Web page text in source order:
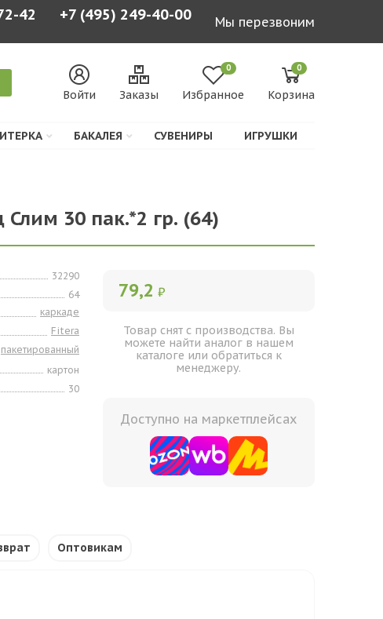
42 +7 (495) 249-40-00 Мы перезвоним
Войти Заказы
0
Избранное
0
Корзина
БАКАЛЕЯ СУВЕНИРЫ ИГРУШКИ
30 пак.*2 гр. (64)
32290
64
каркаде
Fitera
пакетированный
картон
30
79,2 ₽
Товар снят с производства. Вы
можете найти аналог в нашем
каталоге или обратиться к
менеджеру.
Доступно на маркетплейсах
Оптовикам